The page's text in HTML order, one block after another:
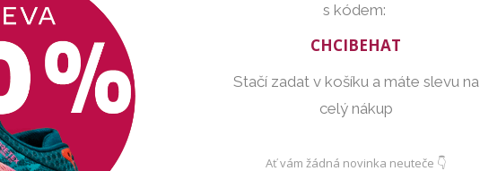
s kódem:
CHCIBEHAT
Stačí zadat v košíku a máte slevu na
celý nákup
Ať vám žádná novinka neuteče 👇